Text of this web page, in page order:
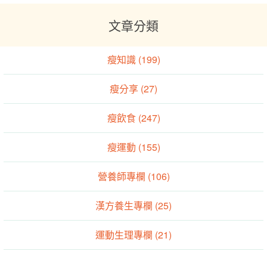
文章分類
瘦知識 (199)
瘦分享 (27)
瘦飲食 (247)
瘦運動 (155)
營養師專欄 (106)
漢方養生專欄 (25)
運動生理專欄 (21)